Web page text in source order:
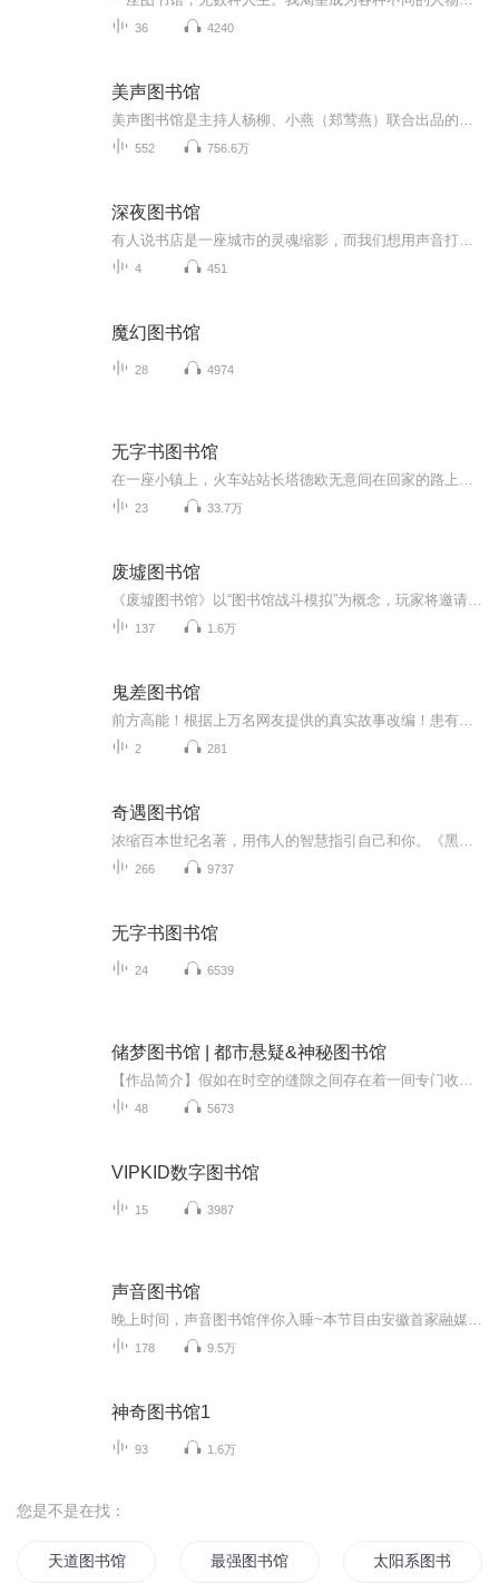
36 4240
美声图书馆
552 756.6万
深夜图书馆
4 451
魔幻图书馆
28 4974
无字书图书馆
23 33.7万
废墟图书馆
137 1.6万
鬼差图书馆
2 281
奇遇图书馆
266 9737
无字书图书馆
24 6539
储梦图书馆 | 都市悬疑&神秘图书馆
48 5673
VIPKID数字图书馆
15 3987
声音图书馆
178 9.5万
神奇图书馆1
93 1.6万
您是不是在找：
天道图书馆 最强图书馆馆长 太阳系图书馆